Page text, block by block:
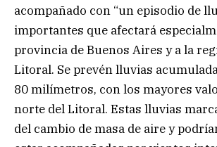
acompañado con “un episodio de
importantes que afectará
provincia de Buenos Aires y a la
Litoral. Se prevén lluvias
80 milímetros, con los mayores
norte del Litoral. Estas lluvias
del cambio de masa de aire y